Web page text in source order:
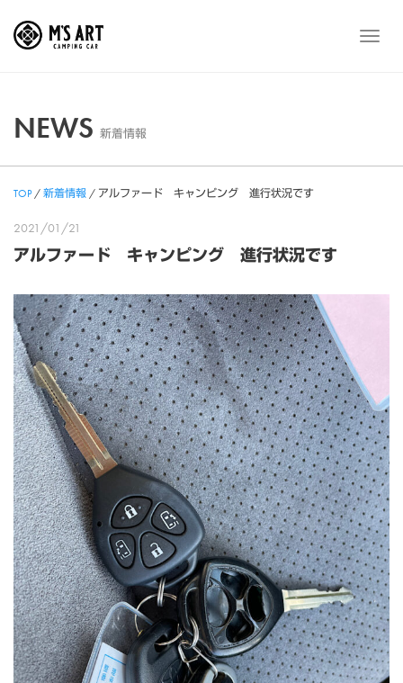
メ
NEWS 新着情報
TOP/新着情報 / アルファード キャンピング 進行状況です
2021/01/21
アルファード キャンピング 進行状況です